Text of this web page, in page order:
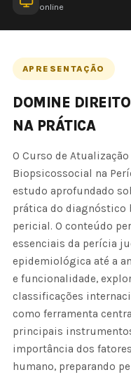
online
APRESENTAÇÃO
DOMINE
NA PRÁTICA
O Curso de
Biopsicossocial na
estudo aprofundado
prática do diagnóstico
pericial. O conteúdo
essenciais da perícia
epidemiológica até a
e funcionalidade,
classificações
como ferramenta
principais
importância dos
humano, preparando